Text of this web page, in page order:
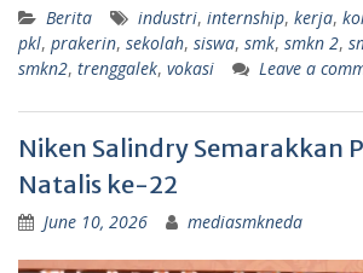
Berita industri, internship, kerja,
pkl, prakerin, sekolah, siswa, smk, smkn 2,
smkn2, trenggalek, vokasi Leave a
Niken Salindry Semarakkan
Natalis ke-22
June 10, 2026 mediasmkneda